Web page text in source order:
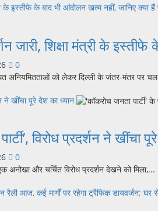
के इस्तीफे के बाद भी आंदोलन खत्म नहीं, जानिए क्या हैं
जारी, शिक्षा मंत्री के
0
अनियमितताओं को लेकर दिल्ली के जंतर-मंतर पर चल
ने खींचा पूरे देश का ध्यान
विरोध प्रदर्शन ने खींचा
0
अनोखा और चर्चित विरोध प्रदर्शन देखने को मिला,...
रैली आज, कई मार्गों पर रहेगा ट्रैफिक डायवर्जन;